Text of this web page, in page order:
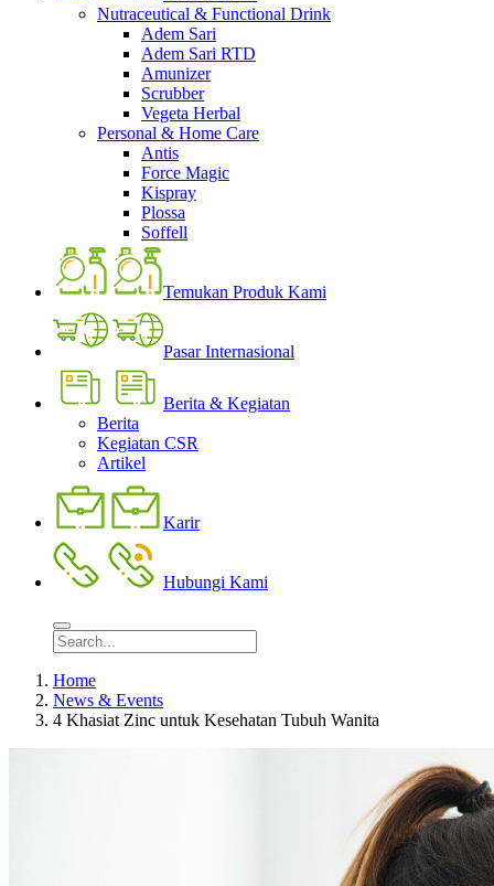
Nutraceutical & Functional Drink
Adem Sari
Adem Sari RTD
Amunizer
Scrubber
Vegeta Herbal
Personal & Home Care
Antis
Force Magic
Kispray
Plossa
Soffell
Temukan Produk Kami
Pasar Internasional
Berita & Kegiatan
Berita
Kegiatan CSR
Artikel
Karir
Hubungi Kami
Home
News & Events
4 Khasiat Zinc untuk Kesehatan Tubuh Wanita